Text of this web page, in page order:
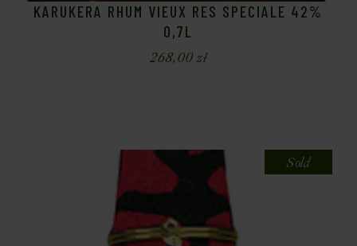
KARUKERA RHUM VIEUX RES SPECIALE 42%
0,7L
268,00zł
Sold